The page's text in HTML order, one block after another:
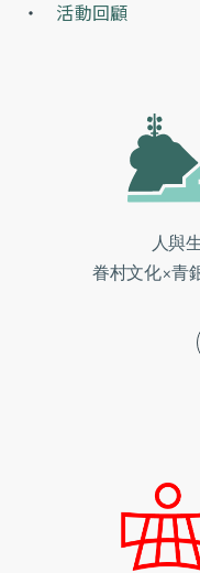
活動回顧
人與
眷村文化×青